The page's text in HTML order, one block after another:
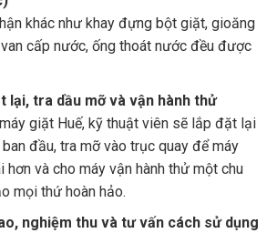
khác như khay đựng bột giặt, gioăng
cấp nước, ống thoát nước đều được
lại, tra dầu mỡ và vận hành thử
giặt Huế, kỹ thuật viên sẽ lắp đặt lại
đầu, tra mỡ vào trục quay để máy
hơn và cho máy vận hành thử một chu
mọi thứ hoàn hảo.
nghiệm thu và tư vấn cách sử dụng